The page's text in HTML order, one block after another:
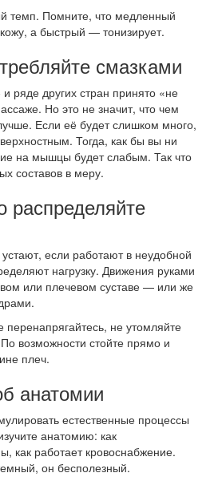
темп. Помните, что медленный
а быстрый — тонизирует.
смазками
ряде других стран принято «не
Но это не значит, что чем
Если её будет слишком много,
Тогда, как бы вы ни
на мышцы будет слабым. Так что
составов в меру.
распределяйте
если работают в неудобной
нагрузку. Движения руками
или плечевом суставе — или же
перенапрягайтесь, не утомляйте
возможности стойте прямо и
плеч.
анатомии
естественные процессы
анатомию: как
как работает кровоснабжение.
он бесполезный.